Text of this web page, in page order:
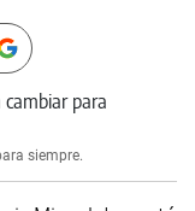
siempre.